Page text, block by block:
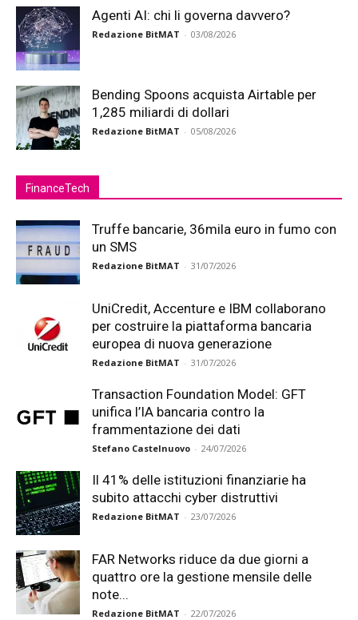
Agenti AI: chi li governa davvero?
Redazione BitMAT - 03/08/2026
Bending Spoons acquista Airtable per
1,285 miliardi di dollari
Redazione BitMAT - 05/08/2026
FinanceTech
Truffe bancarie, 36mila euro in fumo con
un SMS
Redazione BitMAT - 31/07/2026
UniCredit, Accenture e IBM collaborano
per costruire la piattaforma bancaria
europea di nuova generazione
Redazione BitMAT - 31/07/2026
Transaction Foundation Model: GFT
unifica l’IA bancaria contro la
frammentazione dei dati
Stefano Castelnuovo - 24/07/2026
Il 41% delle istituzioni finanziarie ha
subito attacchi cyber distruttivi
Redazione BitMAT - 23/07/2026
FAR Networks riduce da due giorni a
quattro ore la gestione mensile delle
note...
Redazione BitMAT - 22/07/2026